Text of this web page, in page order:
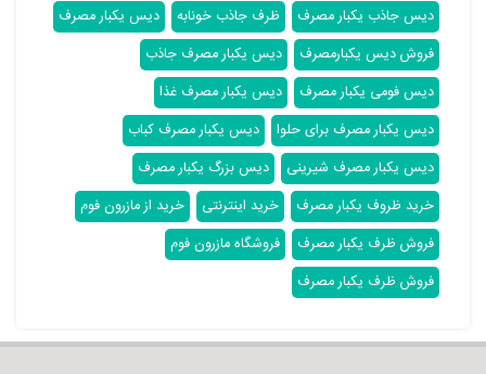
دیس جاذب یکبار مصرف ظرف جاذب خونابه
دیس یکبار مصرف
فروش دیس یکبارمصرف
دیس یکبار مصرف جاذب
دیس فومی یکبار مصرف
دیس یکبار مصرف غذا
دیس یکبار مصرف برای حلوا
دیس یکبار مصرف کباب
دیس یکبار مصرف شیرینی
دیس بزرگ یکبار مصرف
خرید ظروف یکبار مصرف
خرید اینترنتی
خرید از مازرون فوم
فروش ظرف یکبار مصرف
فروشگاه مازرون فوم
فروش ظرف یکبار مصرف